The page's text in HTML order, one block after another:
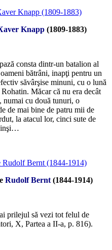
Knapp (1809-1883)
consta dintr-un batalion al
bătrâni, inapţi pentru un
săvârşise minuni, cu o lună
Măcar că nu era decât
numai cu două tunuri, o
de mai bine de patru mii de
la atacul lor, cinci sute de
Rudolf Bernt (1844-1914)
prilejul să vezi tot felul de
X, Partea a II-a, p. 816).